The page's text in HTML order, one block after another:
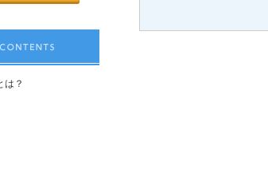
は？